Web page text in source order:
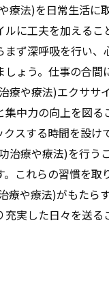
療法)を日常生活に
に工夫を加えるこ
ず深呼吸を行い、
しょう。仕事の合間
療や療法)エクササ
集中力の向上を図る
スする時間を設け
治療や療法)を行う
。これらの習慣を取
療や療法)がもたら
充実した日々を送る